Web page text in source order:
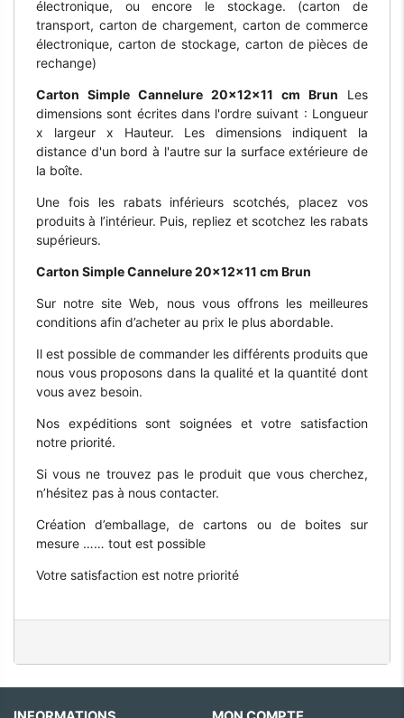
électronique, ou encore le stockage. (carton de
transport, carton de chargement, carton de commerce
électronique, carton de stockage, carton de pièces de
rechange)
Carton Simple Cannelure 20x12x11 cm Brun Les
dimensions sont écrites dans l'ordre suivant : Longueur
x largeur x Hauteur. Les dimensions indiquent la
distance d'un bord à l'autre sur la surface extérieure de
la boîte.
Une fois les rabats inférieurs scotchés, placez vos
produits à l’intérieur. Puis, repliez et scotchez les rabats
supérieurs.
Carton Simple Cannelure 20x12x11 cm Brun
Sur notre site Web, nous vous offrons les meilleures
conditions afin d’acheter au prix le plus abordable.
Il est possible de commander les différents produits que
nous vous proposons dans la qualité et la quantité dont
vous avez besoin.
Nos expéditions sont soignées et votre satisfaction
notre priorité.
Si vous ne trouvez pas le produit que vous cherchez,
n’hésitez pas à nous contacter.
Création d’emballage, de cartons ou de boites sur
mesure …… tout est possible
Votre satisfaction est notre priorité